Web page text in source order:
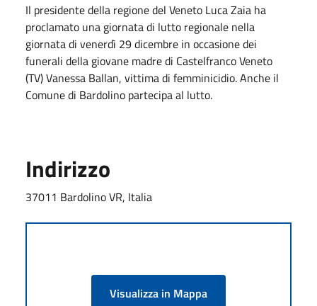
Il presidente della regione del Veneto Luca Zaia ha
proclamato una giornata di lutto regionale nella
giornata di venerdì 29 dicembre in occasione dei
funerali della giovane madre di Castelfranco Veneto
(TV) Vanessa Ballan, vittima di femminicidio. Anche il
Comune di Bardolino partecipa al lutto.
Indirizzo
37011 Bardolino VR, Italia
Visualizza in Mappa